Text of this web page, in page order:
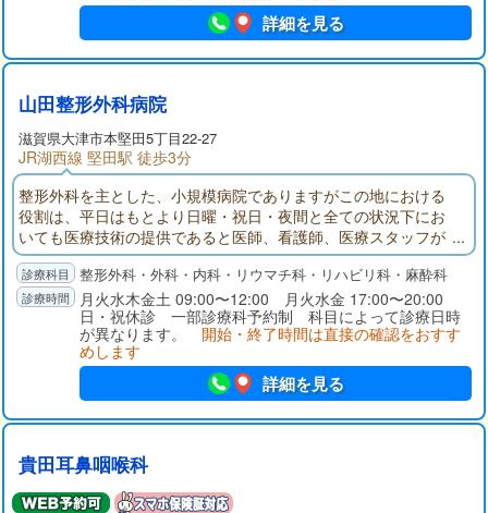
詳細を見る
山田整形外科病院
滋賀県大津市本堅田5丁目22-27
JR湖西線 堅田駅 徒歩3分
整形外科を主とした、小規模病院でありますがこの地における
役割は、平日はもとより日曜・祝日・夜間と全ての状況下にお
いても医療技術の提供であると医師、看護師、医療スタッフが
一つのチームとなってお応えしています。
整形外科・外科・内科・リウマチ科・リハビリ科・麻酔科
月火水木金土 09:00〜12:00 月火水金 17:00〜20:00
日・祝休診 一部診療科予約制 科目によって診療日時
が異なります。 開始・終了時間は直接の確認をおすす
めします
詳細を見る
貴田耳鼻咽喉科